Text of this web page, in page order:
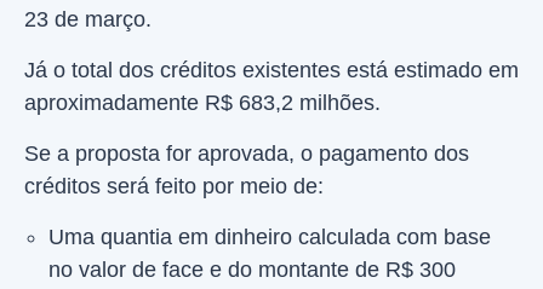
23 de março.
Já o total dos créditos existentes está estimado em
aproximadamente R$ 683,2 milhões.
Se a proposta for aprovada, o pagamento dos
créditos será feito por meio de:
Uma quantia em dinheiro calculada com base
no valor de face e do montante de R$ 300